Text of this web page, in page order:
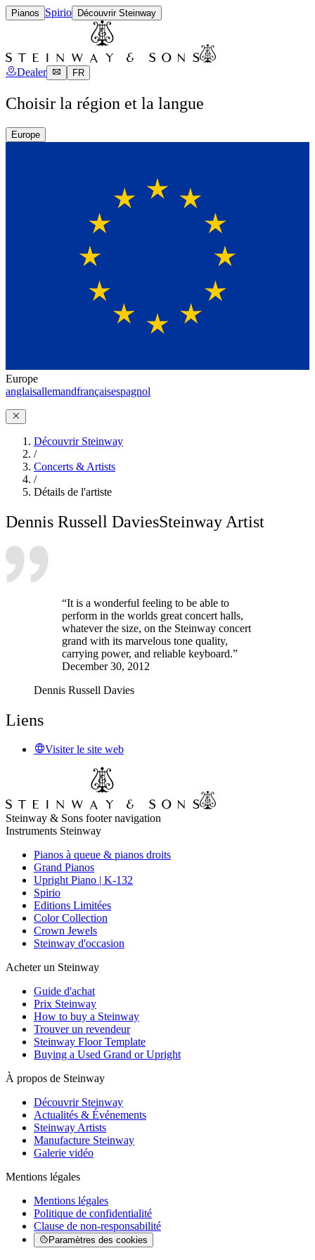
Pianos Spirio Découvrir Steinway
Dealer FR
Choisir la région et la langue
Europe
Europe
anglaisallemandfrançaisespagnol
Découvrir Steinway
/
Concerts & Artists
/
Détails de l'artiste
Dennis Russell DaviesSteinway Artist
“It is a wonderful feeling to be able to
perform in the worlds great concert halls,
whatever the size, on the Steinway concert
grand with its marvelous tone quality,
carrying power, and reliable keyboard.”
December 30, 2012
Dennis Russell Davies
Liens
Visiter le site web
Steinway & Sons footer navigation
Instruments Steinway
Pianos à queue & pianos droits
Grand Pianos
Upright Piano | K-132
Spirio
Editions Limitées
Color Collection
Crown Jewels
Steinway d'occasion
Acheter un Steinway
Guide d'achat
Prix Steinway
How to buy a Steinway
Trouver un revendeur
Steinway Floor Template
Buying a Used Grand or Upright
À propos de Steinway
Découvrir Steinway
Actualités & Événements
Steinway Artists
Manufacture Steinway
Galerie vidéo
Mentions légales
Mentions légales
Politique de confidentialité
Clause de non-responsabilité
Paramètres des cookies